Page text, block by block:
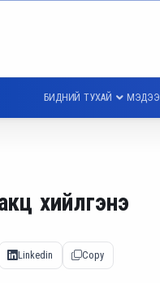
БИДНИЙ ТУХАЙ МЭДЭЭ
хийлгэнэ
Linkedin Copy